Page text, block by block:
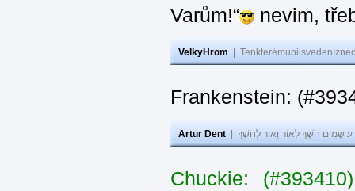
Varům!“
nevim,
VelkyHrom
Frankenstein:
Artur Dent שָׂמִים חֹשֶׁךְ לְאוֹר וְאוֹר לְחֹשֶׁךְ
Chuckie: